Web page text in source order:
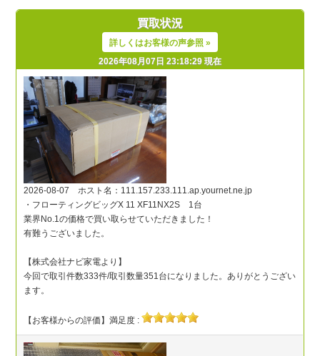
買取状況
詳しくはお客様の声参照 »
2026年08月07日 23:18:29 現在